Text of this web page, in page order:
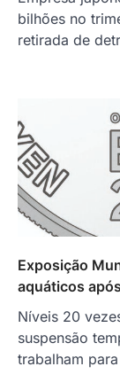
bilhões no
retirada de
Exposição
aquáticos
Níveis 20
suspensão
trabalham